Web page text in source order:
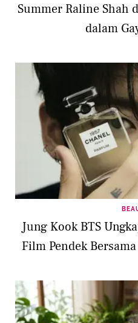
Summer Raline Shah
dalam
Jung Kook BTS
Film Pendek